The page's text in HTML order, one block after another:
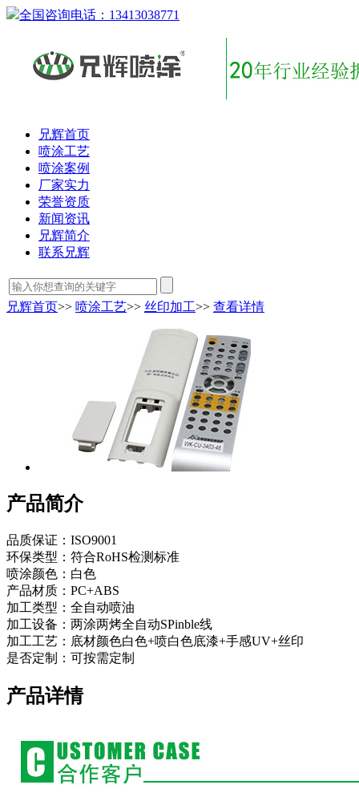
全国咨询电话： 13413038771
兄辉首页
喷涂工艺
喷涂案例
厂家实力
荣誉资质
新闻资讯
兄辉简介
联系兄辉
兄辉首页>> 喷涂工艺>> 丝印加工>> 查看详情
产品简介
品质保证：ISO9001
环保类型：符合RoHS检测标准
喷涂颜色：白色
产品材质：PC+ABS
加工类型：全自动喷油
加工设备：两涂两烤全自动SPinble线
加工工艺：底材颜色白色+喷白色底漆+手感UV+丝印
是否定制：可按需定制
产品详情